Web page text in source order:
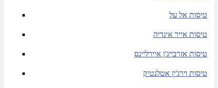
טיסות אל על
טיסות אייר אינדיה
טיסות אזרבייג'ן איירליינס
טיסות וירג'ין אטלנטיק